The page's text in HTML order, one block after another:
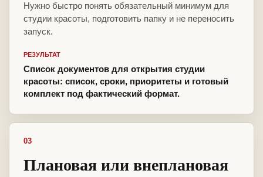
Нужно быстро понять обязательный минимум для
студии красоты, подготовить папку и не переносить
запуск.
РЕЗУЛЬТАТ
Список документов для открытия студии
красоты: список, сроки, приоритеты и готовый
комплект под фактический формат.
03
Плановая или внеплановая